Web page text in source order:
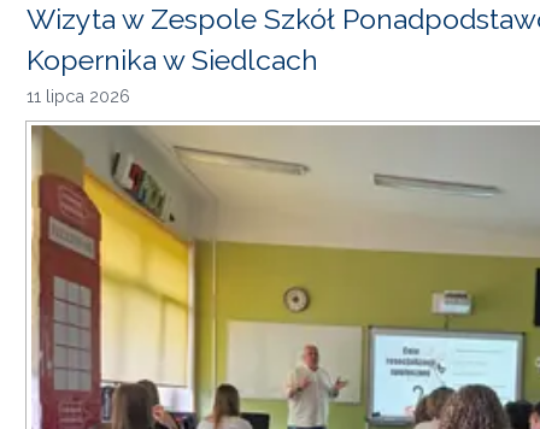
Wizyta w Zespole Szkół
Kopernika w Siedlcach
11 lipca 2026